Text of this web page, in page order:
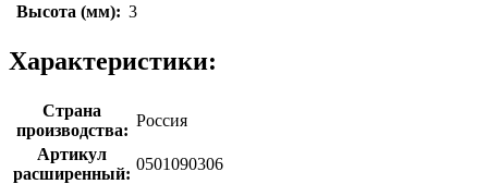
Высота (мм): 3
Характеристики:
Страна
производства:
Россия
Артикул
расширенный:
0501090306